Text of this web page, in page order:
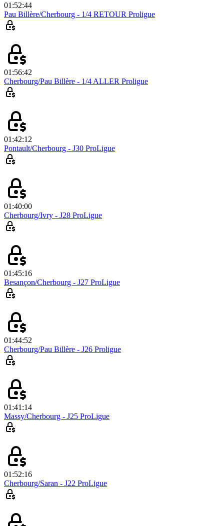
01:52:44
Pau Billère/Cherbourg - 1/4 RETOUR Proligue
01:56:42
Cherbourg/Pau Billère - 1/4 ALLER Proligue
01:42:12
Pontault/Cherbourg - J30 ProLigue
01:40:00
Cherbourg/Ivry - J28 ProLigue
01:45:16
Besançon/Cherbourg - J27 ProLigue
01:44:52
Cherbourg/Pau Billère - J26 Proligue
01:41:14
Massy/Cherbourg - J25 ProLigue
01:52:16
Cherbourg/Saran - J22 ProLigue